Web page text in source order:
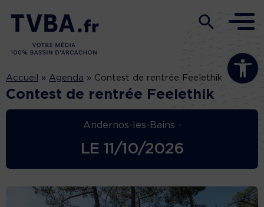
Ouvrir la
Accueil » Agenda » Contest de rentrée Feelethik
Contest de rentrée Feelethik
Andernos-les-Bains -
LE 11/10/2026